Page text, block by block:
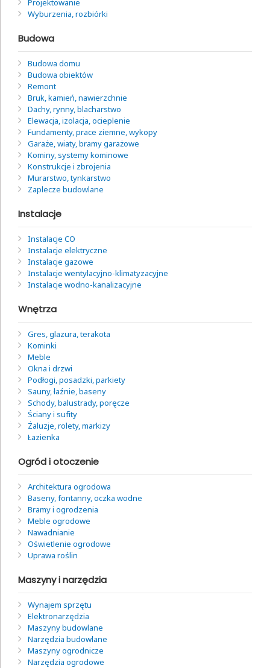
Wyburzenia, rozbiórki
Budowa
Budowa domu
Budowa obiektów
Remont
Bruk, kamień, nawierzchnie
Dachy, rynny, blacharstwo
Elewacja, izolacja, ocieplenie
Fundamenty, prace ziemne, wykopy
Garaże, wiaty, bramy garażowe
Kominy, systemy kominowe
Konstrukcje i zbrojenia
Murarstwo, tynkarstwo
Zaplecze budowlane
Instalacje
Instalacje CO
Instalacje elektryczne
Instalacje gazowe
Instalacje wentylacyjno-klimatyzacyjne
Instalacje wodno-kanalizacyjne
Wnętrza
Gres, glazura, terakota
Kominki
Meble
Okna i drzwi
Podłogi, posadzki, parkiety
Sauny, łaźnie, baseny
Schody, balustrady, poręcze
Ściany i sufity
Żaluzje, rolety, markizy
Łazienka
Ogród i otoczenie
Architektura ogrodowa
Baseny, fontanny, oczka wodne
Bramy i ogrodzenia
Meble ogrodowe
Nawadnianie
Oświetlenie ogrodowe
Uprawa roślin
Maszyny i narzędzia
Wynajem sprzętu
Elektronarzędzia
Maszyny budowlane
Narzędzia budowlane
Maszyny ogrodnicze
Narzędzia ogrodowe